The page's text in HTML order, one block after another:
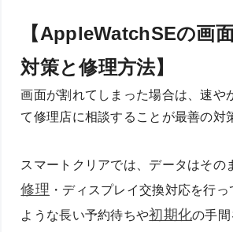
【AppleWatchSEの画
対策と修理方法】
画面が割れてしまった場合は、速や
て修理店に相談することが最善の対
スマートクリアでは、データはその
修理 ・ディスプレイ交換対応を行
ような長い予約待ちや初期化の手